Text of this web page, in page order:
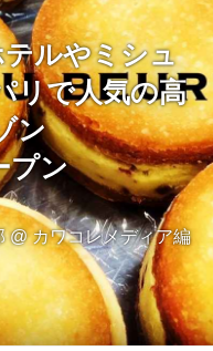
ルやミシュ
リで人気の高
ン
プン
@カワコレメディア編